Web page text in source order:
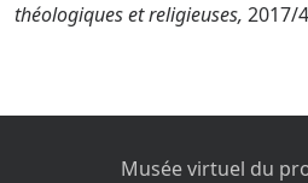
théologiques et religieuses, 2017/
Musée virtuel du